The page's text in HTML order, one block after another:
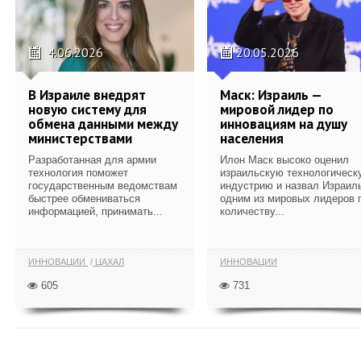
4.06.2026
В Израиле внедрят
новую систему для
обмена данными между
министерствами
Разработанная для армии
технология поможет
государственным ведомствам
быстрее обмениваться
информацией, принимать...
ИННОВАЦИИ ЦАХАЛ
605
20.05.2026
Маск: Израиль —
мировой лидер по
инновациям на душу
населения
Илон Маск высоко оценил
израильскую
индустрию и назвал
одним из мировых лидеров
количеству...
ИННОВАЦИИ
731